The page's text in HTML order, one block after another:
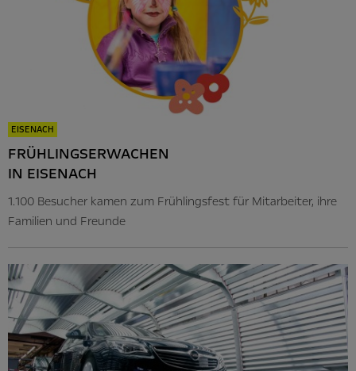
EISENACH
FRÜHLINGSERWACHEN
IN EISENACH
1.100 Besucher kamen zum Frühlingsfest für Mitarbeiter, ihre
Familien und Freunde